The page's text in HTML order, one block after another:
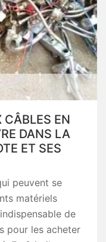
CÂBLES EN
DANS LA
ET SES
peuvent se
matériels
de
pour les acheter